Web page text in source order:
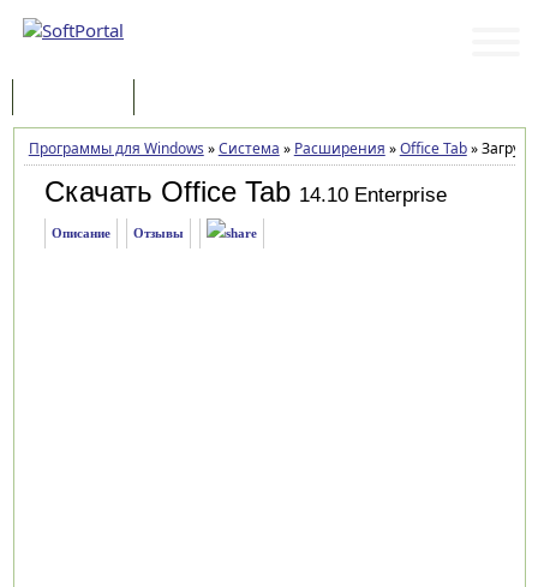
Программы для Windows »Система » Расширения »Office Tab»
Скачать Office Tab 14.10 Enterprise
Описание Отзывы